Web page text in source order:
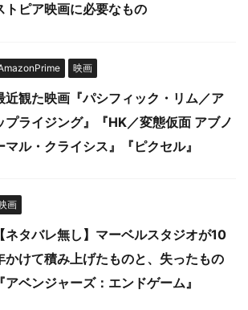
トピア映画に必要なもの
映画
近観た映画『パシフィック・リム／ア
プライジング』『HK／変態仮面 アブノ
マル・クライシス』『ピクセル』
画
【ネタバレ無し】マーベルスタジオが10
かけて積み上げたものと、失ったもの
『アベンジャーズ：エンドゲーム』